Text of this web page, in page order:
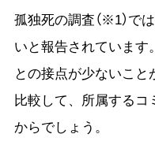
孤独死の調査（※1）で
いと報告されていま
との接点が少ないこ
比較して、所属する
からでしょう。